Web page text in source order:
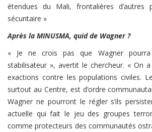
étendues du Mali, frontalières d’autres
sécuritaire »
Après la MINUSMA, quid de Wagner ?
« Je ne crois pas que Wagner
stabilisateur », avertit le chercheur. « On
exactions contre les populations civiles.
surtout au Centre, est d’ordre
Wagner ne pourront le régler s’ils
actuelle qui fait le jeu des groupes
comme protecteurs des communautés